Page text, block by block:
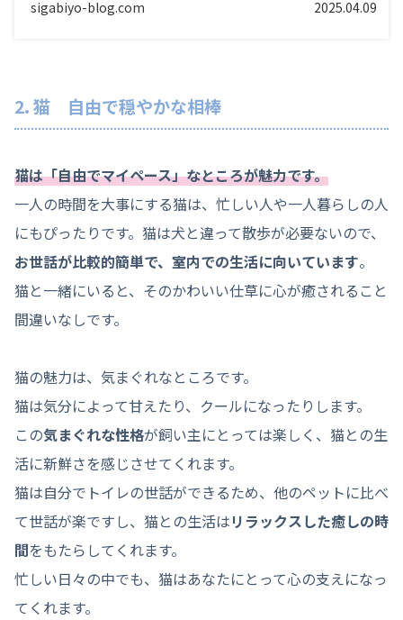
sigabiyo-blog.com 2025.04.09
2. 猫 自由で穏やかな相棒
猫は「自由でマイペース」なところが魅力です。
一人の時間を大事にする猫は、忙しい人や一人暮らしの人
にもぴったりです。猫は犬と違って散歩が必要ないので、
お世話が比較的簡単で、室内での生活に向いています。
猫と一緒にいると、そのかわいい仕草に心が癒されること
間違いなしです。
猫の魅力は、気まぐれなところです。
猫は気分によって甘えたり、クールになったりします。
この気まぐれな性格が飼い主にとっては楽しく、猫との生
活に新鮮さを感じさせてくれます。
猫は自分でトイレの世話ができるため、他のペットに比べ
て世話が楽ですし、猫との生活はリラックスした癒しの時
間をもたらしてくれます。
忙しい日々の中でも、猫はあなたにとって心の支えになっ
てくれます。